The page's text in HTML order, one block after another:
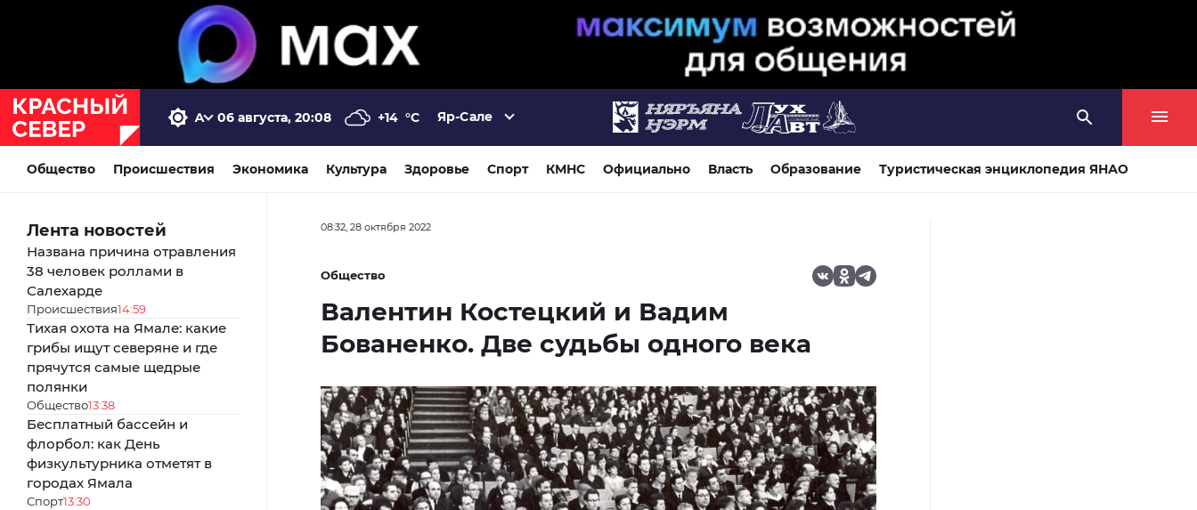
06 августа, 20:08 +14 °C Яр-Сале
Общество Происшествия Экономика Культура Здоровье Спорт КМНС Официально Власть Образование Туристическая энциклопедия ЯНАО
Лента новостей
Названа причина отравления
38 человек роллами в
Салехарде
Происшествия14:59
Тихая охота на Ямале: какие
грибы ищут северяне и где
прячутся самые щедрые
полянки
Общество13:38
Бесплатный бассейн и
флорбол: как День
физкультурника отметят в
городах Ямала
Спорт13:30
08:32, 28 октября 2022
Общество
Валентин Костецкий и Вадим
Бованенко. Две судьбы одного века